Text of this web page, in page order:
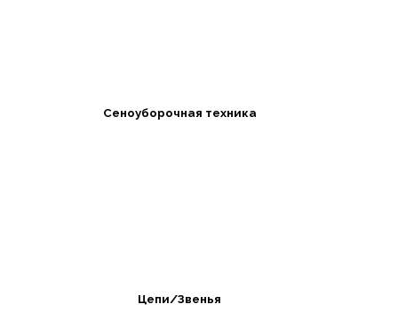
Сеноуборочная техника
Цепи/Звенья